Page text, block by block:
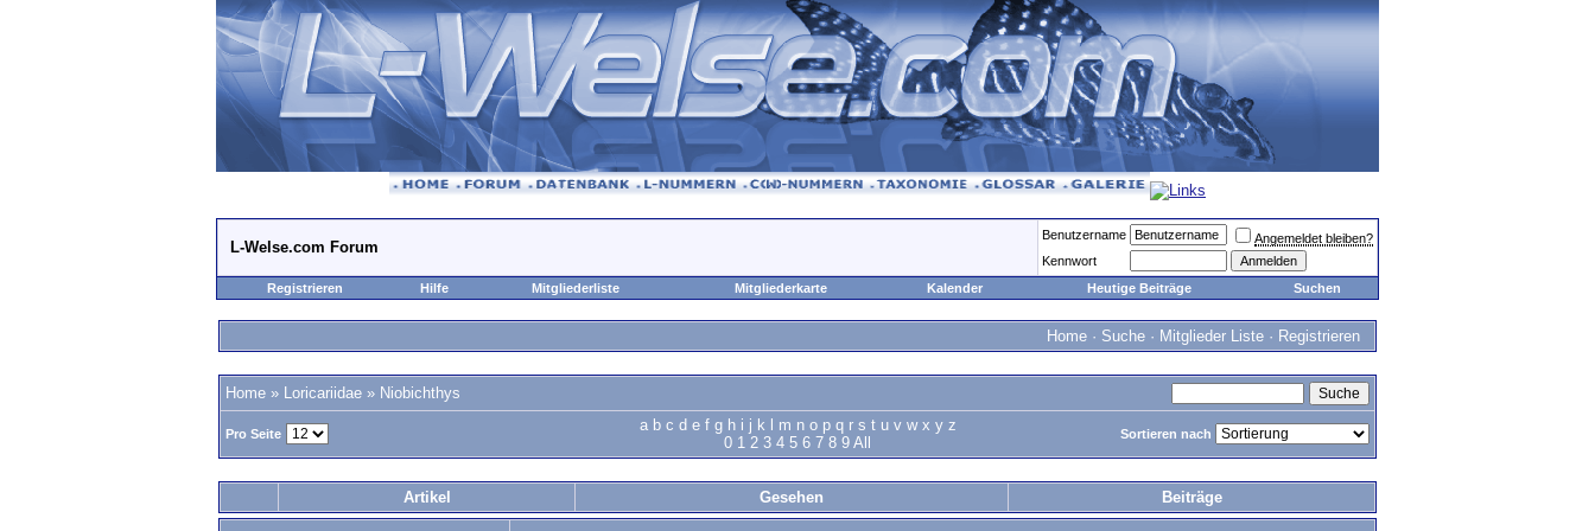
L-Welse.com Forum
Benutzername
Angemeldet bleiben?
Kennwort
Registrieren
Hilfe Mitgliederliste Mitgliederkarte Kalender Heutige Beiträge Suchen
Home · Suche · Mitglieder Liste · Registrieren
Home » Loricariidae » Niobichthys
Pro Seite a b c d e f g h i j k m n o p q r s t u v w x y z
0 1 2 3 4 5 6 7 8 9 All Sortieren nach
Artikel Gesehen Beiträge